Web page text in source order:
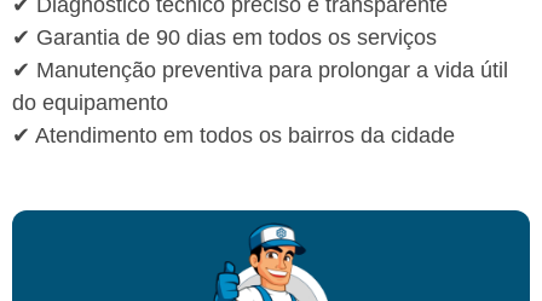
✔ Garantia de 90 dias em todos os serviços
✔ Manutenção preventiva para prolongar a vida útil
do equipamento
✔ Atendimento em todos os bairros da cidade